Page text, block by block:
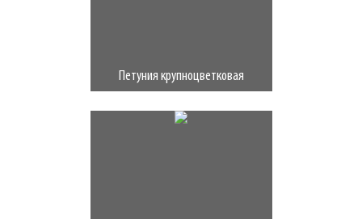
Петуния крупноцветковая